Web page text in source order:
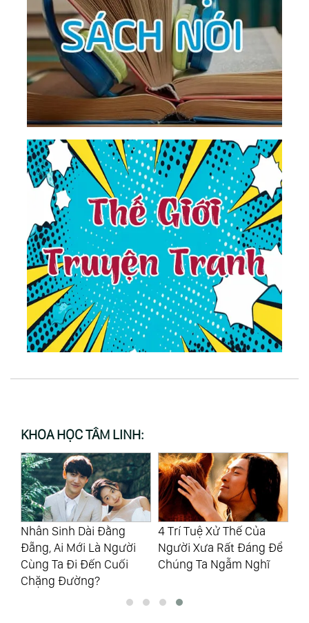
KHOA HỌC TÂM LINH:
Nhân Sinh Dài Đằng
Đẵng, Ai Mới Là Người
Cùng Ta Đi Đến Cuối
Chặng Đường?
4 Trí Tuệ Xử Thế Của
Người Xưa Rất Đáng Để
Chúng Ta Ngẫm Nghĩ